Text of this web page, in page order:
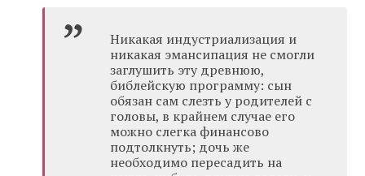
Никакая индустриализация и
никакая эмансипация не смогли
заглушить эту древнюю,
библейскую программу: сын
обязан сам слезть у родителей с
головы, в крайнем случае его
можно слегка финансово
подтолкнуть; дочь же
необходимо пересадить на